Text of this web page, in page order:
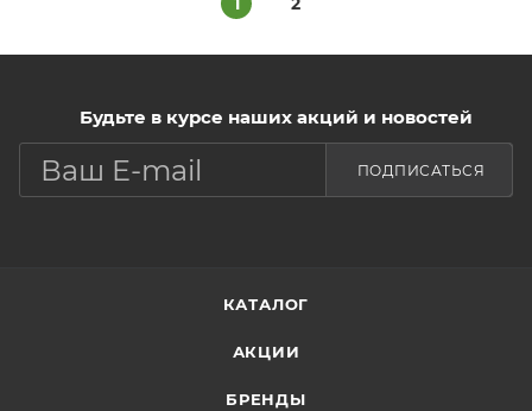
Будьте в курсе наших акций и новостей
ПОДПИСАТЬСЯ
КАТАЛОГ
АКЦИИ
БРЕНДЫ